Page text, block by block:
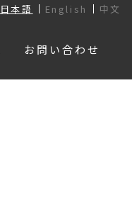
日本語 English 中文
お問い合わせ